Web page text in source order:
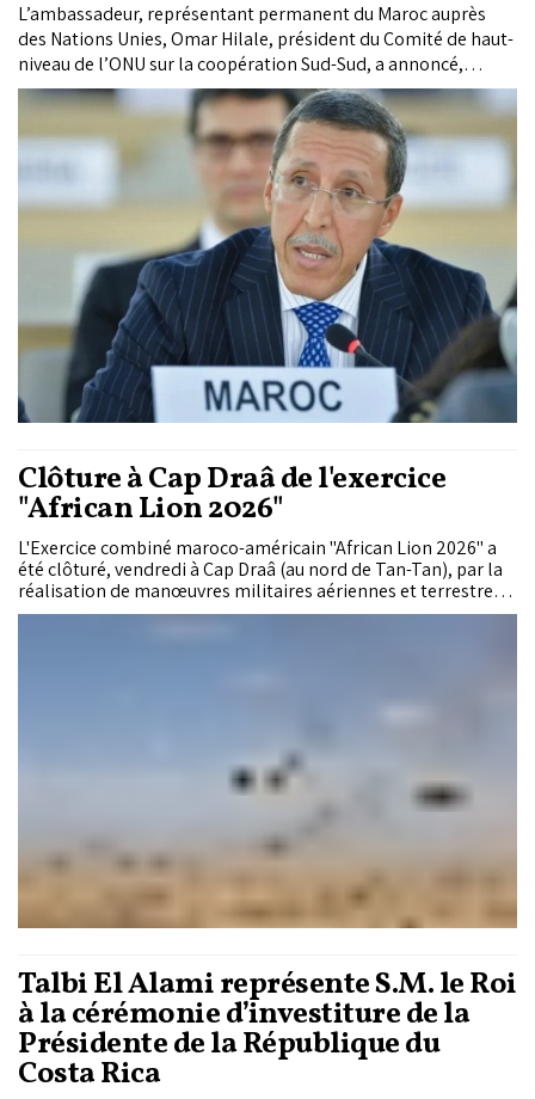
L’ambassadeur, représentant permanent du Maroc auprès
des Nations Unies, Omar Hilale, président du Comité de haut-
niveau de l’ONU sur la coopération Sud-Sud, a annoncé,
vendredi à Santa Marta en Colombie, l’initiative marocaine de
créer à New York un Groupe des amis de la coopération Sud-
Sud et triangulaire.
Clôture à Cap Draâ de l'exercice
"African Lion 2026"
L'Exercice combiné maroco-américain "African Lion 2026" a
été clôturé, vendredi à Cap Draâ (au nord de Tan-Tan), par la
réalisation de manœuvres militaires aériennes et terrestres
auxquelles ont participé des unités des Forces Armées
Talbi El Alami représente S.M. le Roi
à la cérémonie d’investiture de la
Présidente de la République du
Costa Rica